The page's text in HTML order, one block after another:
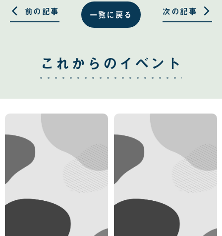
る る 一覧に戻る
前の記事 次の記事
これからのイベント